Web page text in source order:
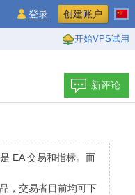
开始VPS试用
登录 创建账户
新评论
EA 交易和指标。而
，交易者目前均可下